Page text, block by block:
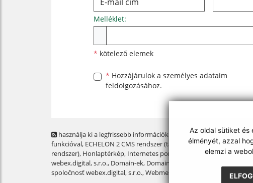
Az oldal sütiket és
élményét, azzal
elemzi a
Melléklet:
* kötelező elemek
* Hozzájárulok a személyes adataim
feldolgozásához.
használja ki a legfrissebb információk követését az RSS
funkcióval, ECHELON 2 CMS rendszer (tartalomkezelő
rendszer), Honlaptérkép, Internetes portál webhosting,
webex.digital, s.r.o., Domain-ek, Domain regisztráció
spoločnosť webex.digital, s.r.o.,Webmester